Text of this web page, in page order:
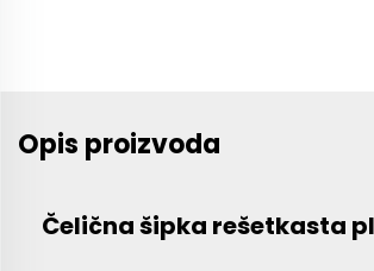
Opis proizvoda
Čelična šipka rešetkasta